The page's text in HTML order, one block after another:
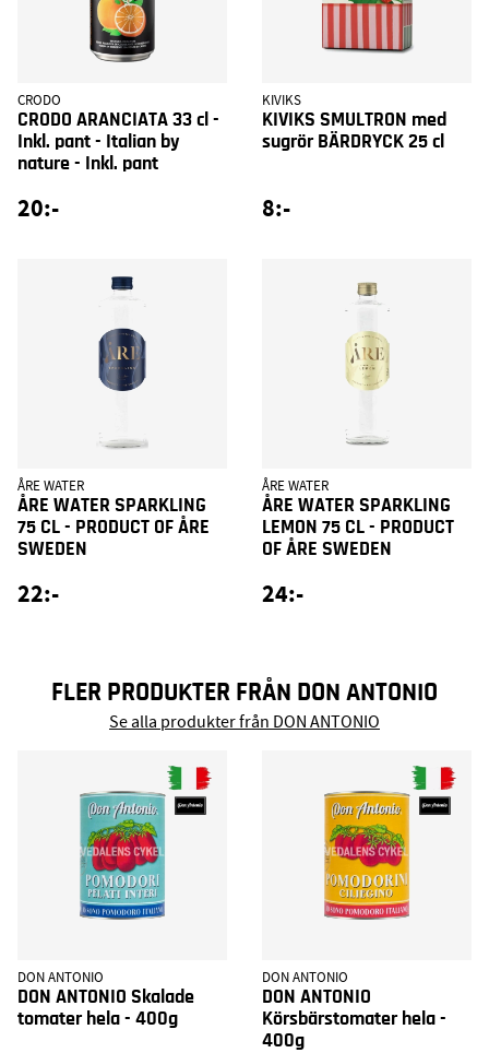
CRODO
CRODO ARANCIATA 33 cl -
Inkl. pant - Italian by
nature - Inkl. pant
20:-
KIVIKS
KIVIKS SMULTRON med
sugrör BÄRDRYCK 25 cl
8:-
ÅRE WATER
ÅRE WATER SPARKLING
75 CL - PRODUCT OF ÅRE
SWEDEN
22:-
ÅRE WATER
ÅRE WATER SPARKLING
LEMON 75 CL - PRODUCT
OF ÅRE SWEDEN
24:-
FLER PRODUKTER FRÅN DON ANTONIO
Se alla produkter från DON ANTONIO
DON ANTONIO
DON ANTONIO Skalade
tomater hela - 400g
DON ANTONIO
DON ANTONIO
Körsbärstomater hela -
400g